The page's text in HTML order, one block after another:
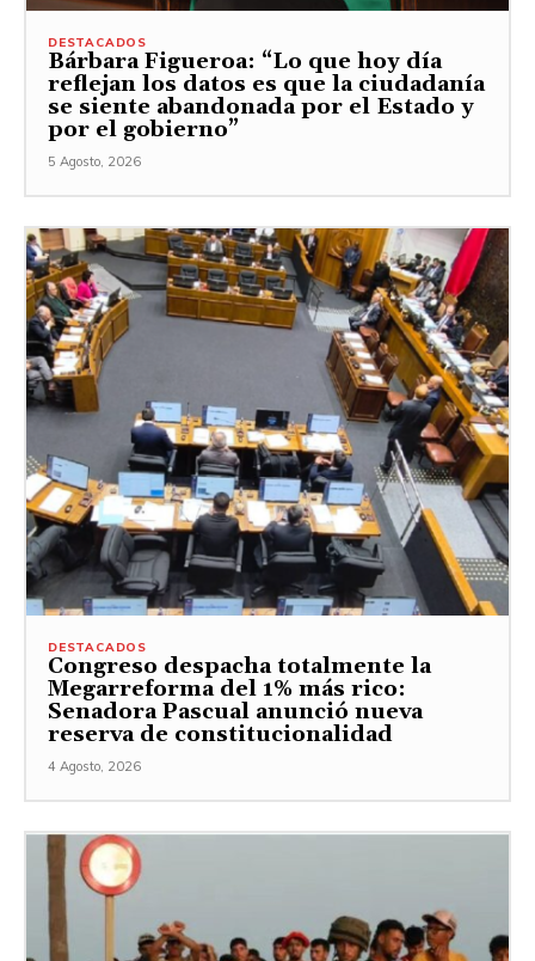
DESTACADOS
Bárbara Figueroa: “Lo que hoy día
reflejan los datos es que la ciudadanía
se siente abandonada por el Estado y
por el gobierno”
5 Agosto, 2026
DESTACADOS
Congreso despacha totalmente la
Megarreforma del 1% más rico:
Senadora Pascual anunció nueva
reserva de constitucionalidad
4 Agosto, 2026